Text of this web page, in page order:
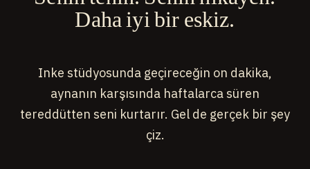
Daha iyi bir eskiz.
Inke stüdyosunda geçireceğin on dakika,
aynanın karşısında haftalarca süren
tereddütten seni kurtarır. Gel de gerçek bir şey
çiz.